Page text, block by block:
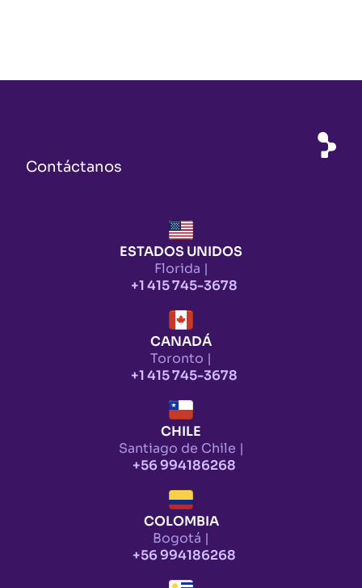
Contáctanos
ESTADOS UNIDOS
Florida |
+1 415 745-3678
CANADÁ
Toronto |
+1 415 745-3678
CHILE
Santiago de Chile |
+56 994186268
COLOMBIA
Bogotá |
+56 994186268